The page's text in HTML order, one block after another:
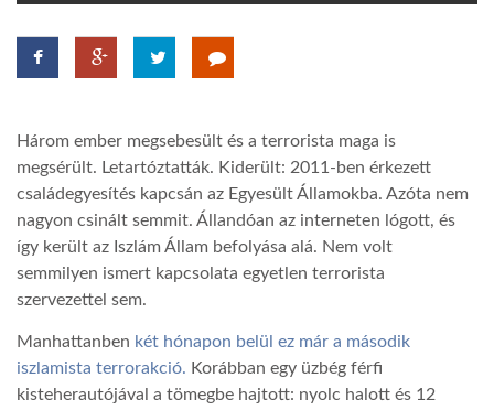
HÍR3D
GLOBOTV
AFRIKA TUDÁSTÁR
LINKTR.EE
Három ember megsebesült és a terrorista maga is
megsérült. Letartóztatták. Kiderült: 2011-ben érkezett
családegyesítés kapcsán az Egyesült Államokba. Azóta nem
nagyon csinált semmit. Állandóan az interneten lógott, és
így került az Iszlám Állam befolyása alá. Nem volt
semmilyen ismert kapcsolata egyetlen terrorista
szervezettel sem.
Manhattanben két hónapon belül ez már a második
iszlamista terrorakció. Korábban egy üzbég férfi
kisteherautójával a tömegbe hajtott: nyolc halott és 12